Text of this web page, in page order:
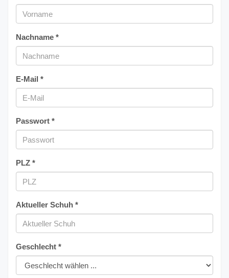
Nachname *
E-Mail *
Passwort *
PLZ *
Aktueller Schuh *
Geschlecht *